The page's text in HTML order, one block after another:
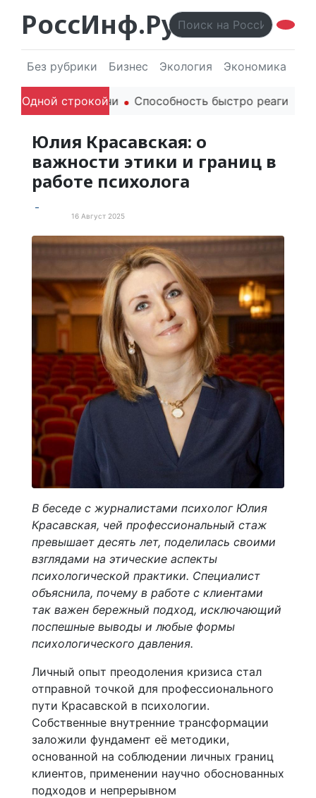
РоссИнф.Ру
Без рубрики Бизнес Экология Экономика
Одной строкой
в речи Способность быстро реагировать
Юлия Красавская: о
важности этики и границ в
работе психолога
16 Август 2025
В беседе с журналистами психолог Юлия
Красавская, чей профессиональный стаж
превышает десять лет, поделилась своими
взглядами на этические аспекты
психологической практики. Специалист
объяснила, почему в работе с клиентами
так важен бережный подход, исключающий
поспешные выводы и любые формы
психологического давления.
Личный опыт преодоления кризиса стал
отправной точкой для профессионального
пути Красавской в психологии.
Собственные внутренние трансформации
заложили фундамент её методики,
основанной на соблюдении личных границ
клиентов, применении научно обоснованных
подходов и непрерывном